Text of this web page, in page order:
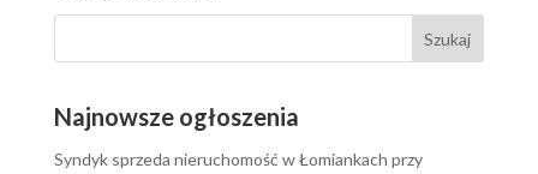
Najnowsze ogłoszenia
Syndyk sprzeda nieruchomość w Łomiankach przy